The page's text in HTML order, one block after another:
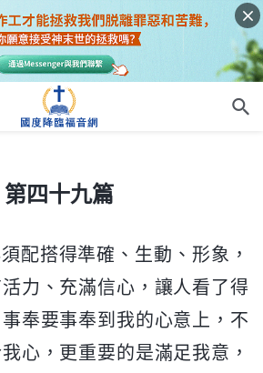
第四十九篇
配搭得準確、生動、形象，
力、充滿信心，讓人看了得
奉要事奉到我的心意上，不
心，更重要的是滿足我意，